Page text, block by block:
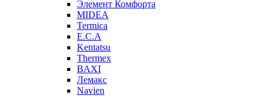
Элемент Комфорта
MIDEA
Termica
E.C.A
Kentatsu
Thermex
BAXI
Лемакс
Navien